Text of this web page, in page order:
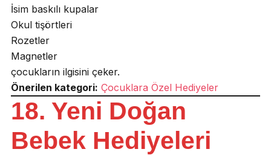
İsim baskılı kupalar
Okul tişörtleri
Rozetler
Magnetler
çocukların ilgisini çeker.
Önerilen kategori: Çocuklara Özel Hediyeler
18. Yeni Doğan
Bebek Hediyeleri